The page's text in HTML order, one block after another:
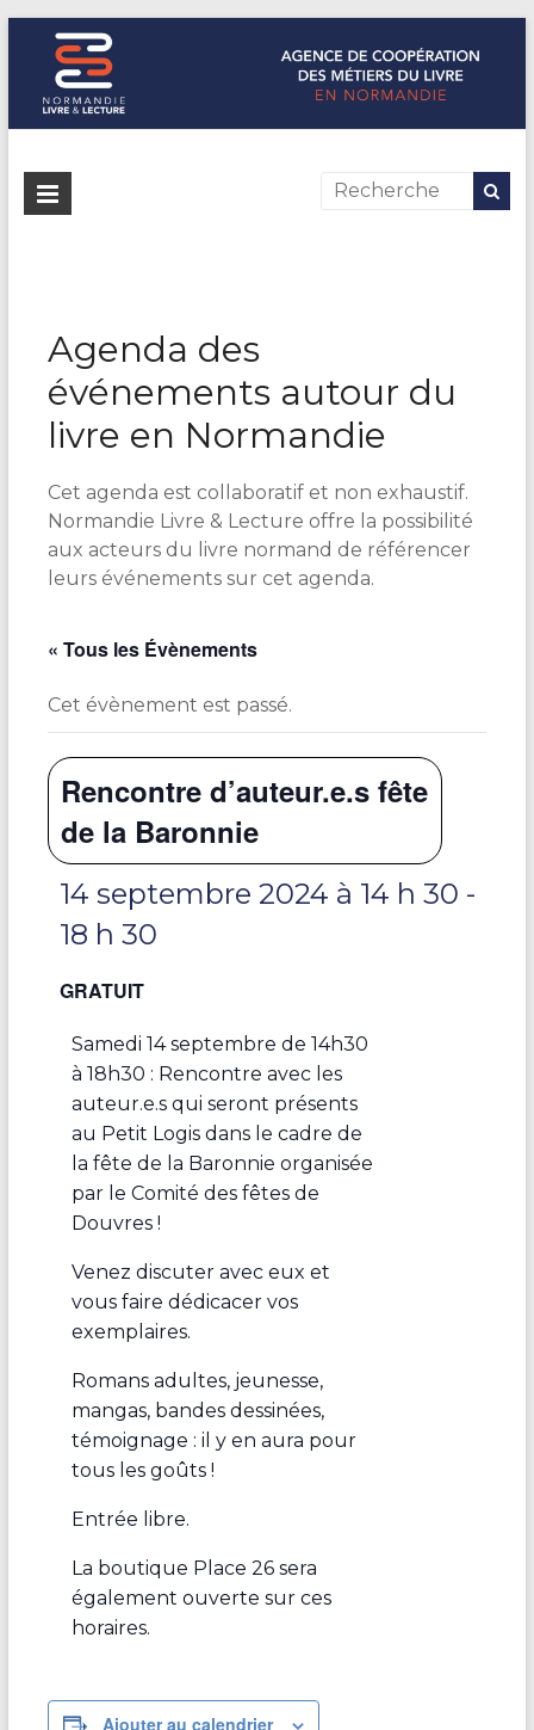
Normandie Livre & Lecture
L'agence de coopération des métiers du livre en Normandie
Agenda des
événements autour du
livre en Normandie
Cet agenda est collaboratif et non exhaustif.
Normandie Livre & Lecture offre la possibilité
aux acteurs du livre normand de référencer
leurs événements sur cet agenda.
« Tous les Évènements
Cet évènement est passé.
Rencontre d’auteur.e.s fête
de la Baronnie
14 septembre 2024 à 14 h 30 -
18 h 30
GRATUIT
Samedi 14 septembre de 14h30
à 18h30 : Rencontre avec les
auteur.e.s qui seront présents
au Petit Logis dans le cadre de
la fête de la Baronnie organisée
par le Comité des fêtes de
Douvres !
Venez discuter avec eux et
vous faire dédicacer vos
exemplaires.
Romans adultes, jeunesse,
mangas, bandes dessinées,
témoignage : il y en aura pour
tous les goûts !
Entrée libre.
La boutique Place 26 sera
également ouverte sur ces
horaires.
Ajouter au calendrier